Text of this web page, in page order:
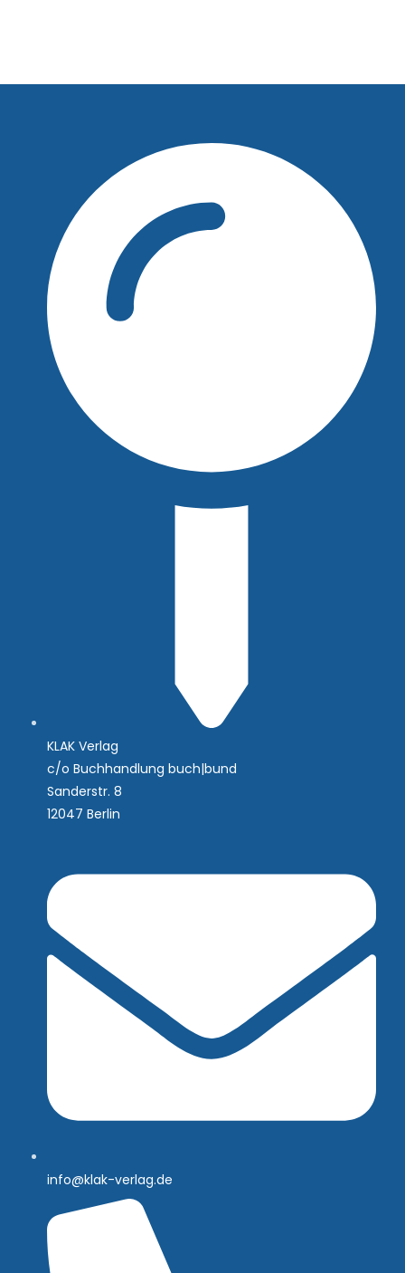
KLAK Verlag
c/o Buchhandlung buch|bund
Sanderstr. 8
12047 Berlin
info@klak-verlag.de